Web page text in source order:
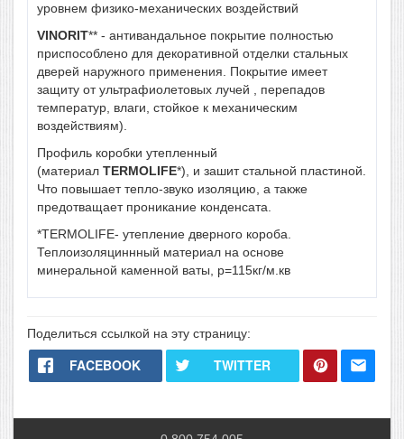
уровнем физико-механических воздействий
VINORIT** - антивандальное покрытие полностью
приспособлено для декоративной отделки стальных
дверей наружного применения. Покрытие имеет
защиту от ультрафиолетовых лучей , перепадов
температур, влаги, стойкое к механическим
воздействиям).
Профиль коробки утепленный
(материал TERMOLIFE*), и зашит стальной пластиной.
Что повышает тепло-звуко изоляцию, а также
предотващает проникание конденсата.
*TERMOLIFE- утепление дверного короба.
Теплоизоляциннный материал на основе
минеральной каменной ваты, р=115кг/м.кв
Поделиться ссылкой на эту страницу:
FACEBOOK TWITTER